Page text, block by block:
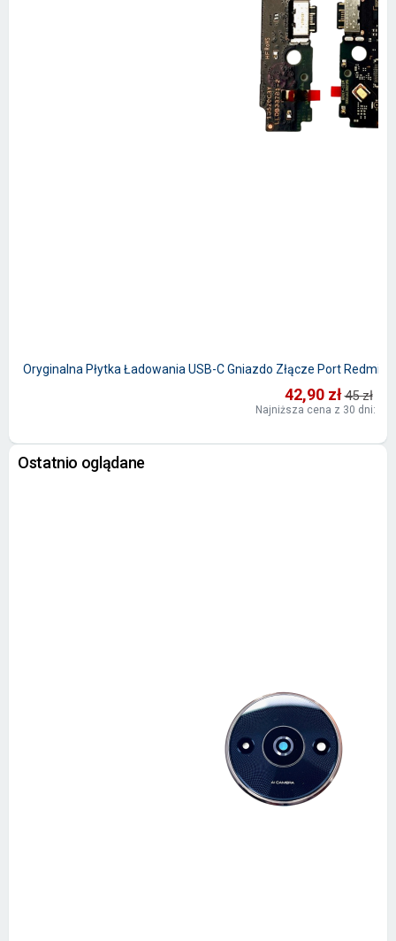
Oryginalna Płytka Ładowania USB-C Gniazdo Złącze Port Redmi
42,90 zł45 zł
Najniższa cena z 30 dni: 45
Ostatnio oglądane